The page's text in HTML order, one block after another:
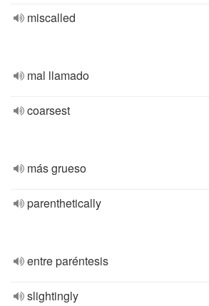
miscalled
mal llamado
coarsest
más grueso
parenthetically
entre paréntesis
slightingly